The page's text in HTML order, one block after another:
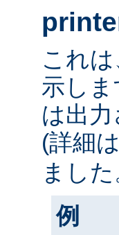
これ
示し
は出
(詳細は
まし
例